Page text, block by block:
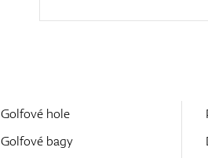
Golfové hole
Golfové bagy